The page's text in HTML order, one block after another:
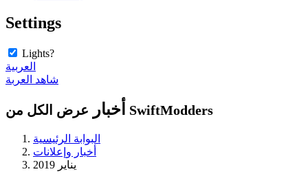
Settings
Lights?
العربية
شاهد العربة
أخبار عرض الكل من SwiftModders
البوابة الرئيسية
أخبار وإعلانات
يناير 2019